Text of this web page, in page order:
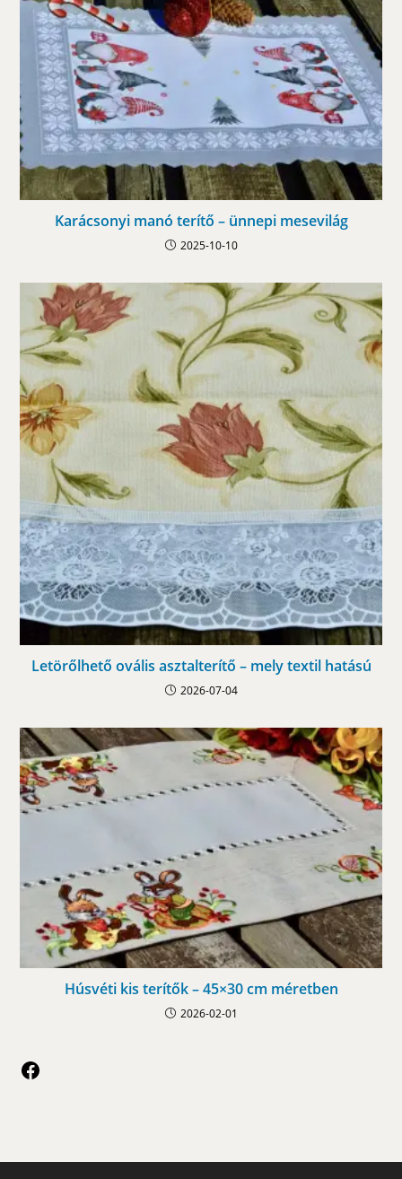
Karácsonyi manó terítő – ünnepi mesevilág
2025-10-10
Letörőlhető ovális asztalterítő – mely textil hatású
2026-07-04
Húsvéti kis terítők – 45×30 cm méretben
2026-02-01
Facebook